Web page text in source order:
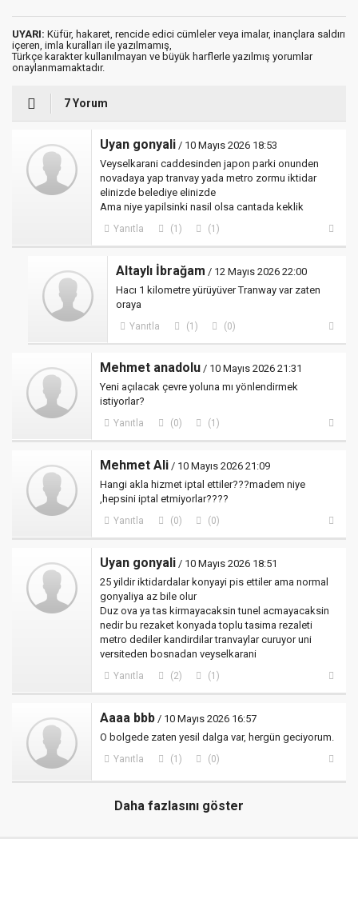
UYARI: Küfür, hakaret, rencide edici cümleler veya imalar, inançlara saldırı
içeren, imla kuralları ile yazılmamış,
Türkçe karakter kullanılmayan ve büyük harflerle yazılmış yorumlar
onaylanmamaktadır.
7 Yorum
Uyan gonyali / 10 Mayıs 2026 18:53
Veyselkarani caddesinden japon parki onunden
novadaya yap tranvay yada metro zormu iktidar
elinizde belediye elinizde
Ama niye yapilsinki nasil olsa cantada keklik
Yanıtla (1) (1)
Altaylı İbrağam / 12 Mayıs 2026 22:00
Hacı 1 kilometre yürüyüver Tranway var zaten
oraya
Yanıtla (1) (0)
Mehmet anadolu / 10 Mayıs 2026 21:31
Yeni açılacak çevre yoluna mı yönlendirmek
istiyorlar?
Yanıtla (0) (1)
Mehmet Ali / 10 Mayıs 2026 21:09
Hangi akla hizmet iptal ettiler???madem niye
,hepsini iptal etmiyorlar????
Yanıtla (0) (0)
Uyan gonyali / 10 Mayıs 2026 18:51
25 yildir iktidardalar konyayi pis ettiler ama normal
gonyaliya az bile olur
Duz ova ya tas kirmayacaksin tunel acmayacaksin
nedir bu rezaket konyada toplu tasima rezaleti
metro dediler kandirdilar tranvaylar curuyor uni
versiteden bosnadan veyselkarani
Yanıtla (2) (1)
Aaaa bbb / 10 Mayıs 2026 16:57
O bolgede zaten yesil dalga var, hergün geciyorum.
Yanıtla (1) (0)
Daha fazlasını göster